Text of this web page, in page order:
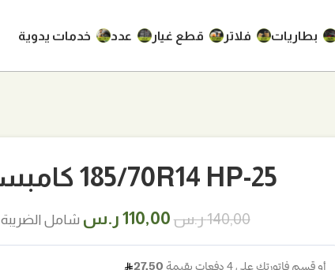
بطاريات فلاتر قطع غيار عدد خدمات يدوية
185/70R14 HP-25 كامبسل
140,00ر.س السعر
هو:
110,00 ر.س السعر
شامل الضريبة